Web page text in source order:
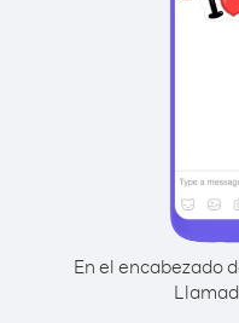
En el encabezado